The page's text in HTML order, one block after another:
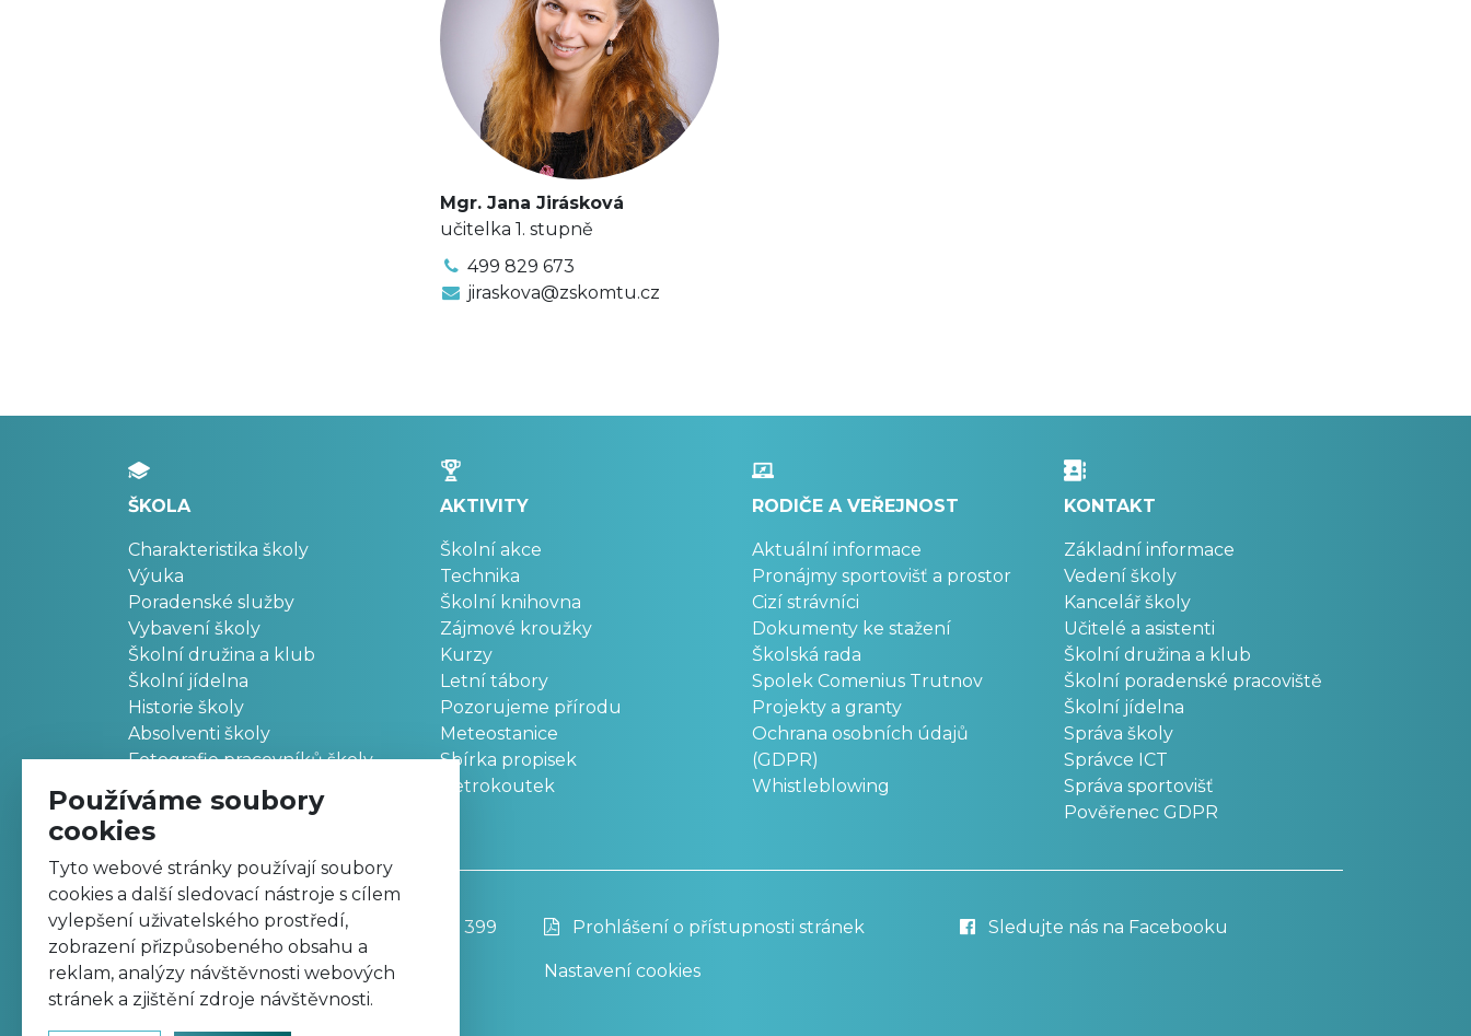
Mgr. Jana Jirásková
učitelka 1. stupně
499 829 673
jiraskova@zskomtu.cz
ŠKOLA
Charakteristika školy
Výuka
Poradenské služby
Vybavení školy
Školní družina a klub
Školní jídelna
Historie školy
Absolventi školy
Fotografie pracovníků školy
AKTIVITY
Školní akce
Technika
Školní knihovna
Zájmové kroužky
Kurzy
Letní tábory
Pozorujeme přírodu
Meteostanice
Sbírka propisek
Retrokoutek
RODIČE A VEŘEJNOST
Aktuální informace
Pronájmy sportovišť a prostor
Cizí strávníci
Dokumenty ke stažení
Školská rada
Spolek Comenius Trutnov
Projekty a granty
Ochrana osobních údajů
(GDPR)
Whistleblowing
KONTAKT
Základní informace
Vedení školy
Kancelář školy
Učitelé a asistenti
Školní družina a klub
Školní poradenské pracoviště
Školní jídelna
Správa školy
Správce ICT
Správa sportovišť
Pověřenec GDPR
Základní škola, Trutnov, Komenského 399
499 811 195
zskomtu@zskomtu.cz
Prohlášení o přístupnosti stránek
Nastavení cookies
Sledujte nás na Facebooku
Používáme soubory
cookies
Tyto webové stránky používají soubory
cookies a další sledovací nástroje s cílem
vylepšení uživatelského prostředí,
zobrazení přizpůsobeného obsahu a
reklam, analýzy návštěvnosti webových
stránek a zjištění zdroje návštěvnosti.